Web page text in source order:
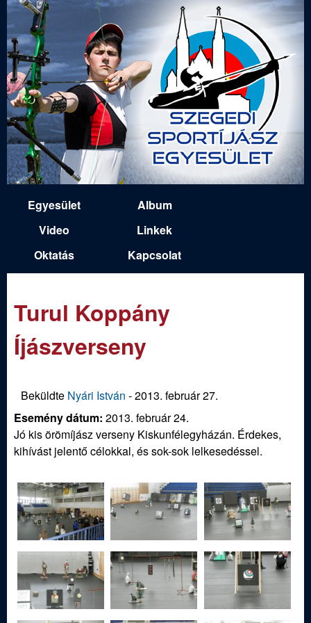
Ugrás
a
tartalomra
e
g
e
d
S
o
i
m
e
n
Egyesület
Album
Video
Linkek
Oktatás
Kapcsolat
Turul Koppány
Íjászverseny
Beküldte Nyári István -2013. február 27.
Esemény dátum: 2013. február 24.
Jó kis örömíjász verseny Kiskunfélegyházán. Érdekes,
kihívást jelentő célokkal, és sok-sok lelkesedéssel.